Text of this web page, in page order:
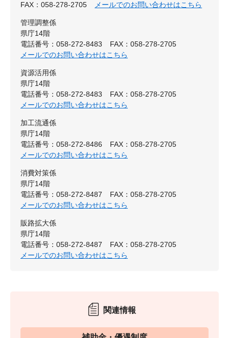
FAX：058-278-2705
メールでのお問い合わせはこちら
管理調整係
県庁14階
電話番号：058-272-8483
FAX：058-278-2705
メールでのお問い合わせはこちら
資源活用係
県庁14階
電話番号：058-272-8483
FAX：058-278-2705
メールでのお問い合わせはこちら
加工流通係
県庁14階
電話番号：058-272-8486
FAX：058-278-2705
メールでのお問い合わせはこちら
消費対策係
県庁14階
電話番号：058-272-8487
FAX：058-278-2705
メールでのお問い合わせはこちら
販路拡大係
県庁14階
電話番号：058-272-8487
FAX：058-278-2705
メールでのお問い合わせはこちら
関連情報